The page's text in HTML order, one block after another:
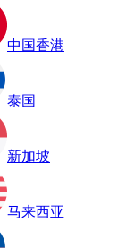
中国香港
泰国
新加坡
马来西亚